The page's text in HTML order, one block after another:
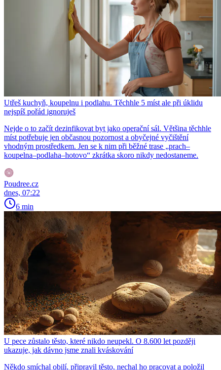
Utřeš kuchyň, koupelnu i podlahu. Těchhle 5 míst ale při úklidu
nejspíš pořád ignoruješ
Nejde o to začít dezinfikovat byt jako operační sál. Většina těchhle
míst potřebuje jen občasnou pozornost a obyčejné vyčištění
vhodným prostředkem. Jen se k nim při běžné trase „prach–
koupelna–podlaha–hotovo“ zkrátka skoro nikdy nedostaneme.
Poudree.cz
dnes, 07:22
6 min
U pece zůstalo těsto, které nikdo neupekl. O 8.600 let později
ukazuje, jak dávno jsme znali kváskování
Někdo smíchal obilí, připravil těsto, nechal ho pracovat a položil